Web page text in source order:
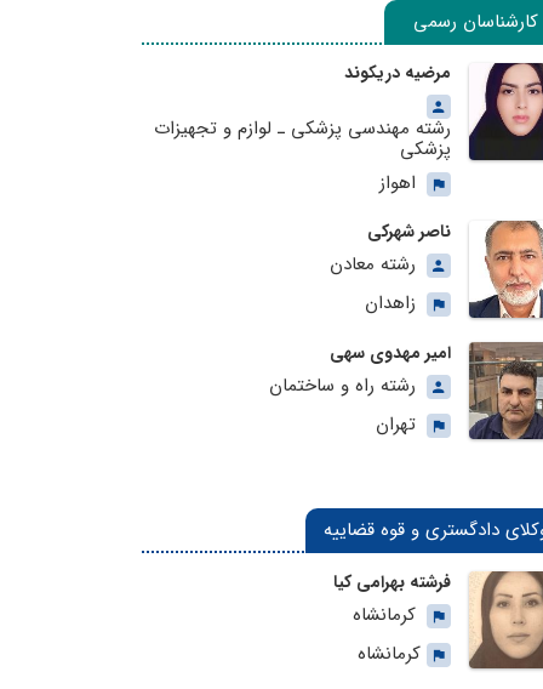
کارشناسان رسمی
مرضیه دریکوند
رشته مهندسی پزشکی ـ لوازم و تجهیزات
پزشکی
اهواز
ناصر شهرکی
رشته معادن
زاهدان
امیر مهدوی سهی
رشته راه و ساختمان
تهران
دادگستری و قوه قضاییه
فرشته بهرامی کیا
کرمانشاه
کرمانشاه